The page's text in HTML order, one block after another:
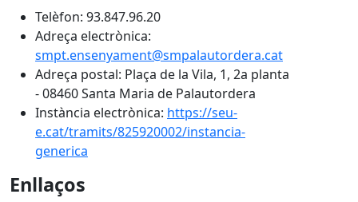
Telèfon: 93.847.96.20
Adreça electrònica:
smpt.ensenyament@smpalautordera.cat
Adreça postal: Plaça de la Vila, 1, 2a planta
- 08460 Santa Maria de Palautordera
Instància electrònica: https://seu-
e.cat/tramits/825920002/instancia-
generica
Enllaços